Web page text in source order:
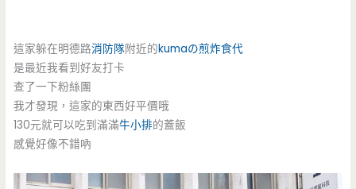
這家躲在明德路消防隊附近的kumaの煎炸食代
是最近我看到好友打卡
查了一下粉絲團
我才發現，這家的東西好平價哦
130元就可以吃到滿滿牛小排的蓋飯
感覺好像不錯吶